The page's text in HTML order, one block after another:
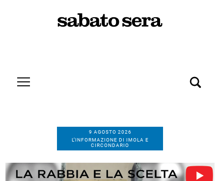
9 AGOSTO 2026
L’INFORMAZIONE DI IMOLA E
CIRCONDARIO